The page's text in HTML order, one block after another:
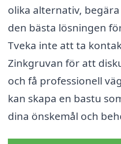
olika alternativ,
den bästa lösningen
Tveka inte att ta
Zinkgruvan för att
och få professionell
kan skapa en bastu
dina önskemål och